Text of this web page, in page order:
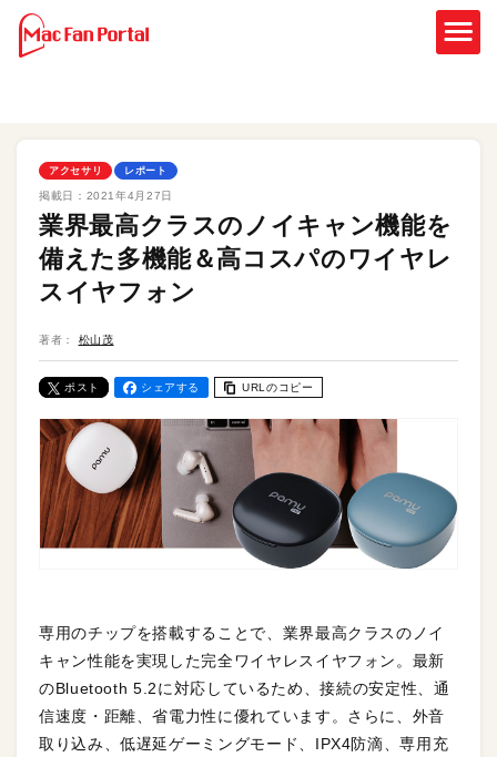
アクセサリ レポート
掲載日： 2021年4月27日
業界最高クラスのノイキャン機能を
備えた多機能＆高コスパのワイヤレ
スイヤフォン
著者： 松山茂
ポスト シェアする URLのコピー
専用のチップを搭載することで、業界最高クラスのノイ
キャン性能を実現した完全ワイヤレスイヤフォン。最新
のBluetooth 5.2に対応しているため、接続の安定性、通
信速度・距離、省電力性に優れています。さらに、外音
取り込み、低遅延ゲーミングモード、IPX4防滴、専用充